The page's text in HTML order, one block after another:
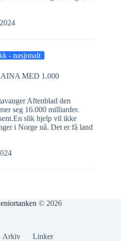
- nasjonalt
MED 1.000
Aftenblad den
seg 16.000 milliarder.
slik hjelp vil ikke
i Norge nå. Det er få land
© 2026
Arkiv Linker